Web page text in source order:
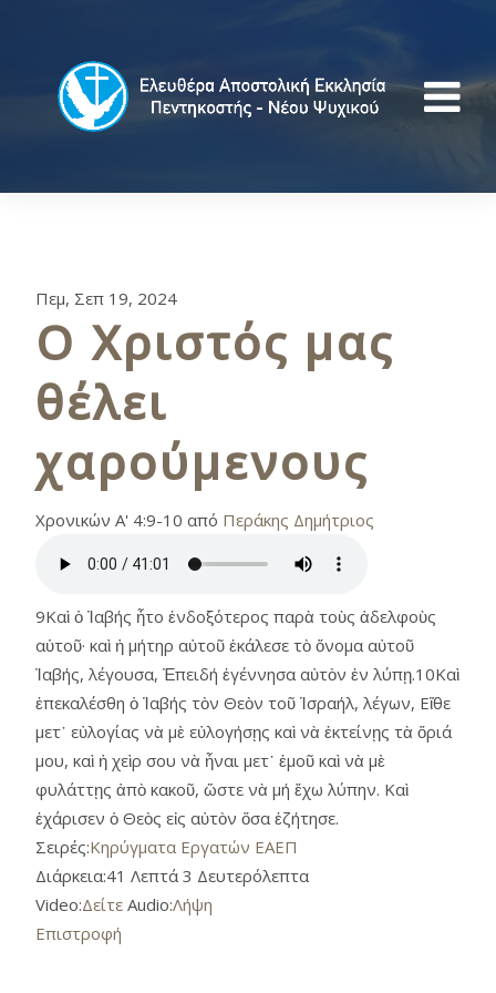
Πεμ, Σεπ 19, 2024
Ο Χριστός μας
θέλει
χαρούμενους
Χρονικών Α' 4:9-10 από Περάκης Δημήτριος
9Καὶ ὁ Ἰαβής ἦτο ἐνδοξότερος παρὰ τοὺς ἀδελφοὺς
αὑτοῦ· καὶ ἡ μήτηρ αὐτοῦ ἐκάλεσε τὸ ὄνομα αὐτοῦ
Ἰαβής, λέγουσα, Ἐπειδή ἐγέννησα αὐτὸν ἐν λύπῃ.10Καὶ
ἐπεκαλέσθη ὁ Ἰαβής τὸν Θεὸν τοῦ Ἰσραήλ, λέγων, Εἴθε
μετ᾿ εὐλογίας νὰ μὲ εὐλογήσῃς καὶ νὰ ἐκτείνῃς τὰ ὅριά
μου, καὶ ἡ χεὶρ σου νὰ ἦναι μετ᾿ ἐμοῦ καὶ νὰ μὲ
φυλάττῃς ἀπὸ κακοῦ, ὥστε νὰ μή ἔχω λύπην. Καὶ
ἐχάρισεν ὁ Θεὸς εἰς αὐτὸν ὅσα ἐζήτησε.
Σειρές:Κηρύγματα Εργατών ΕΑΕΠ
Διάρκεια:41 Λεπτά 3 Δευτερόλεπτα
Video:Δείτε Audio:Λήψη
Επιστροφή